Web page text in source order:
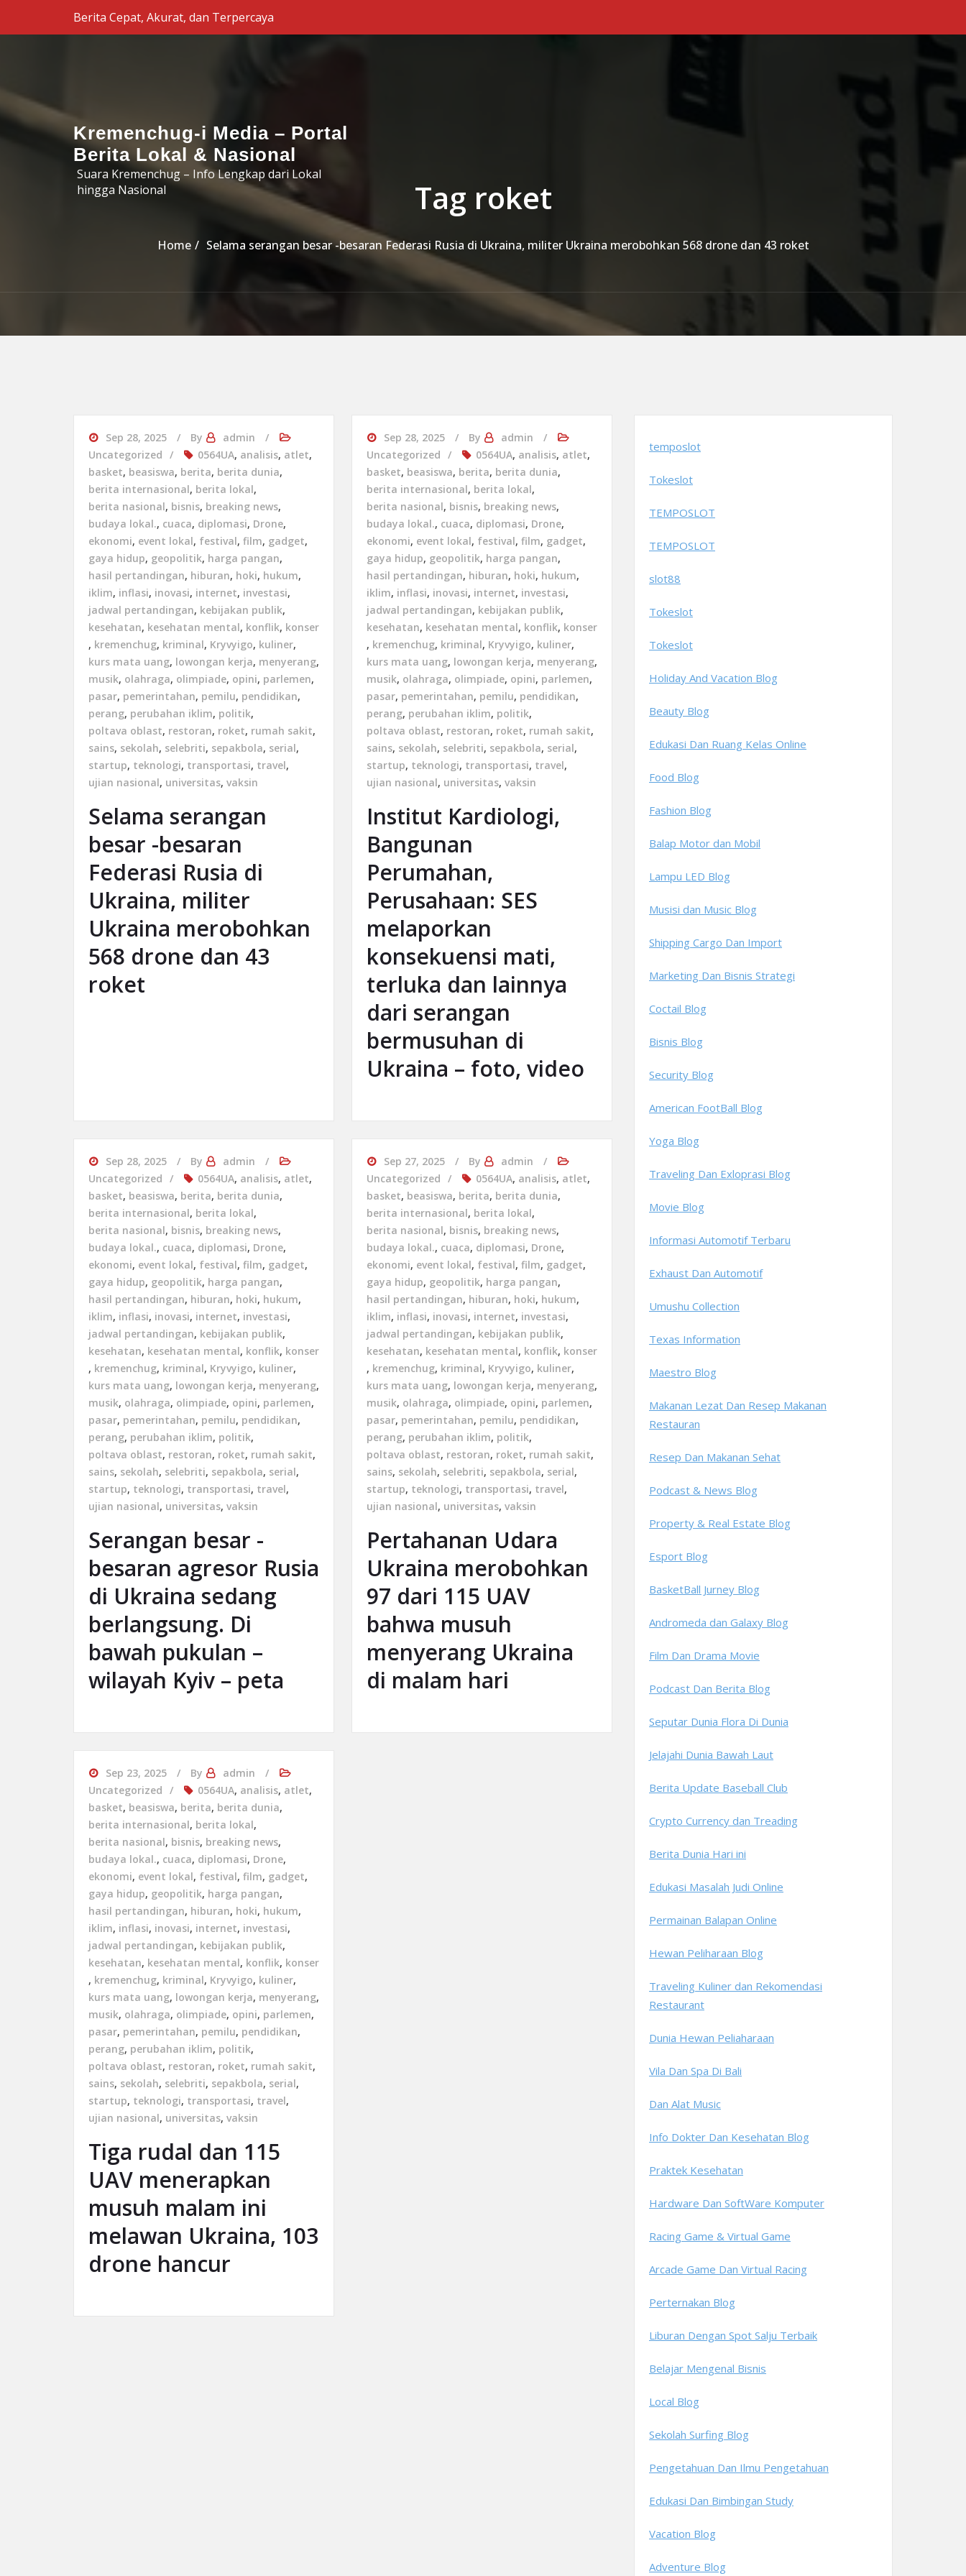
Skip to the contentBerita Cepat, Akurat, dan Terpercaya
Kremenchug-i Media – Portal
Berita Lokal & Nasional
Suara Kremenchug – Info Lengkap dari Lokal
hingga Nasional
Tag roket
Home Selama serangan besar -besaran Federasi Rusia di Ukraina, militer Ukraina merobohkan 568 drone dan 43 roket
Sep 28, 2025 By
admin
Uncategorized
0564UA, analisis, atlet,
basket, beasiswa, berita, berita dunia,
berita internasional, berita lokal,
berita nasional, bisnis, breaking news,
budaya lokal., cuaca, diplomasi, Drone,
ekonomi, event lokal, festival, film, gadget,
gaya hidup, geopolitik, harga pangan,
hasil pertandingan, hiburan, hoki, hukum,
iklim, inflasi, inovasi, internet, investasi,
jadwal pertandingan, kebijakan publik,
kesehatan, kesehatan mental, konflik, konser
, kremenchug, kriminal, Kryvyigo, kuliner,
kurs mata uang, lowongan kerja, menyerang,
musik, olahraga, olimpiade, opini, parlemen,
pasar, pemerintahan, pemilu, pendidikan,
perang, perubahan iklim, politik,
poltava oblast, restoran, roket, rumah sakit,
sains, sekolah, selebriti, sepakbola, serial,
startup, teknologi, transportasi, travel,
ujian nasional, universitas, vaksin
Selama serangan
besar -besaran
Federasi Rusia di
Ukraina, militer
Ukraina merobohkan
568 drone dan 43
roket
Sep 28, 2025 By
admin
Uncategorized
0564UA, analisis, atlet,
basket, beasiswa, berita, berita dunia,
berita internasional, berita lokal,
berita nasional, bisnis, breaking news,
budaya lokal., cuaca, diplomasi, Drone,
ekonomi, event lokal, festival, film, gadget,
gaya hidup, geopolitik, harga pangan,
hasil pertandingan, hiburan, hoki, hukum,
iklim, inflasi, inovasi, internet, investasi,
jadwal pertandingan, kebijakan publik,
kesehatan, kesehatan mental, konflik, konser
, kremenchug, kriminal, Kryvyigo, kuliner,
kurs mata uang, lowongan kerja, menyerang,
musik, olahraga, olimpiade, opini, parlemen,
pasar, pemerintahan, pemilu, pendidikan,
perang, perubahan iklim, politik,
poltava oblast, restoran, roket, rumah sakit,
sains, sekolah, selebriti, sepakbola, serial,
startup, teknologi, transportasi, travel,
ujian nasional, universitas, vaksin
Institut Kardiologi,
Bangunan
Perumahan,
Perusahaan: SES
melaporkan
konsekuensi mati,
terluka dan lainnya
dari serangan
bermusuhan di
Ukraina – foto, video
Sep 28, 2025 By
admin
Uncategorized
0564UA, analisis, atlet,
basket, beasiswa, berita, berita dunia,
berita internasional, berita lokal,
berita nasional, bisnis, breaking news,
budaya lokal., cuaca, diplomasi, Drone,
ekonomi, event lokal, festival, film, gadget,
gaya hidup, geopolitik, harga pangan,
hasil pertandingan, hiburan, hoki, hukum,
iklim, inflasi, inovasi, internet, investasi,
jadwal pertandingan, kebijakan publik,
kesehatan, kesehatan mental, konflik, konser
, kremenchug, kriminal, Kryvyigo, kuliner,
kurs mata uang, lowongan kerja, menyerang,
musik, olahraga, olimpiade, opini, parlemen,
pasar, pemerintahan, pemilu, pendidikan,
perang, perubahan iklim, politik,
poltava oblast, restoran, roket, rumah sakit,
sains, sekolah, selebriti, sepakbola, serial,
startup, teknologi, transportasi, travel,
ujian nasional, universitas, vaksin
Serangan besar -
besaran agresor Rusia
di Ukraina sedang
berlangsung. Di
bawah pukulan –
wilayah Kyiv – peta
Sep 27, 2025 By
admin
Uncategorized
0564UA, analisis, atlet,
basket, beasiswa, berita, berita dunia,
berita internasional, berita lokal,
berita nasional, bisnis, breaking news,
budaya lokal., cuaca, diplomasi, Drone,
ekonomi, event lokal, festival, film, gadget,
gaya hidup, geopolitik, harga pangan,
hasil pertandingan, hiburan, hoki, hukum,
iklim, inflasi, inovasi, internet, investasi,
jadwal pertandingan, kebijakan publik,
kesehatan, kesehatan mental, konflik, konser
, kremenchug, kriminal, Kryvyigo, kuliner,
kurs mata uang, lowongan kerja, menyerang,
musik, olahraga, olimpiade, opini, parlemen,
pasar, pemerintahan, pemilu, pendidikan,
perang, perubahan iklim, politik,
poltava oblast, restoran, roket, rumah sakit,
sains, sekolah, selebriti, sepakbola, serial,
startup, teknologi, transportasi, travel,
ujian nasional, universitas, vaksin
Pertahanan Udara
Ukraina merobohkan
97 dari 115 UAV
bahwa musuh
menyerang Ukraina
di malam hari
Sep 23, 2025 By
admin
Uncategorized
0564UA, analisis, atlet,
basket, beasiswa, berita, berita dunia,
berita internasional, berita lokal,
berita nasional, bisnis, breaking news,
budaya lokal., cuaca, diplomasi, Drone,
ekonomi, event lokal, festival, film, gadget,
gaya hidup, geopolitik, harga pangan,
hasil pertandingan, hiburan, hoki, hukum,
iklim, inflasi, inovasi, internet, investasi,
jadwal pertandingan, kebijakan publik,
kesehatan, kesehatan mental, konflik, konser
, kremenchug, kriminal, Kryvyigo, kuliner,
kurs mata uang, lowongan kerja, menyerang,
musik, olahraga, olimpiade, opini, parlemen,
pasar, pemerintahan, pemilu, pendidikan,
perang, perubahan iklim, politik,
poltava oblast, restoran, roket, rumah sakit,
sains, sekolah, selebriti, sepakbola, serial,
startup, teknologi, transportasi, travel,
ujian nasional, universitas, vaksin
Tiga rudal dan 115
UAV menerapkan
musuh malam ini
melawan Ukraina, 103
drone hancur
temposlot
Tokeslot
TEMPOSLOT
TEMPOSLOT
slot88
Tokeslot
Tokeslot
Holiday And Vacation Blog
Beauty Blog
Edukasi Dan Ruang Kelas Online
Food Blog
Fashion Blog
Balap Motor dan Mobil
Lampu LED Blog
Musisi dan Music Blog
Shipping Cargo Dan Import
Marketing Dan Bisnis Strategi
Coctail Blog
Bisnis Blog
Security Blog
American FootBall Blog
Yoga Blog
Traveling Dan Exloprasi Blog
Movie Blog
Informasi Automotif Terbaru
Exhaust Dan Automotif
Umushu Collection
Texas Information
Maestro Blog
Makanan Lezat Dan Resep Makanan
Restauran
Resep Dan Makanan Sehat
Podcast & News Blog
Property & Real Estate Blog
Esport Blog
BasketBall Jurney Blog
Andromeda dan Galaxy Blog
Film Dan Drama Movie
Podcast Dan Berita Blog
Seputar Dunia Flora Di Dunia
Jelajahi Dunia Bawah Laut
Berita Update Baseball Club
Crypto Currency dan Treading
Berita Dunia Hari ini
Edukasi Masalah Judi Online
Permainan Balapan Online
Hewan Peliharaan Blog
Traveling Kuliner dan Rekomendasi
Restaurant
Dunia Hewan Peliaharaan
Vila Dan Spa Di Bali
Dan Alat Music
Info Dokter Dan Kesehatan Blog
Praktek Kesehatan
Hardware Dan SoftWare Komputer
Racing Game & Virtual Game
Arcade Game Dan Virtual Racing
Perternakan Blog
Liburan Dengan Spot Salju Terbaik
Belajar Mengenal Bisnis
Local Blog
Sekolah Surfing Blog
Pengetahuan Dan Ilmu Pengetahuan
Edukasi Dan Bimbingan Study
Vacation Blog
Adventure Blog